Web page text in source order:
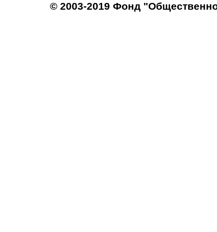
© 2003-2019 Фонд